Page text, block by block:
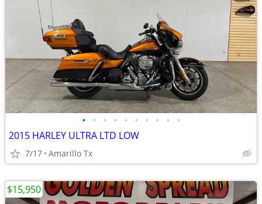
• • • • • • • • • •
2015 HARLEY ULTRA LTD LOW
7/17 Amarillo Tx
$15,950